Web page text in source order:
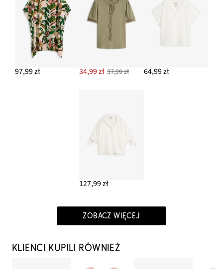
97,99 zł 34,99 zł 37,99 zł 64,99 zł
127,99 zł
ZOBACZ WIĘCEJ
KLIENCI KUPILI RÓWNIEŻ